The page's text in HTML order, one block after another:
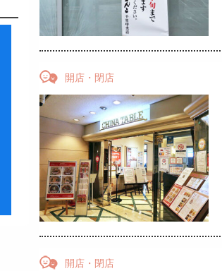
開店・閉店
開店・閉店